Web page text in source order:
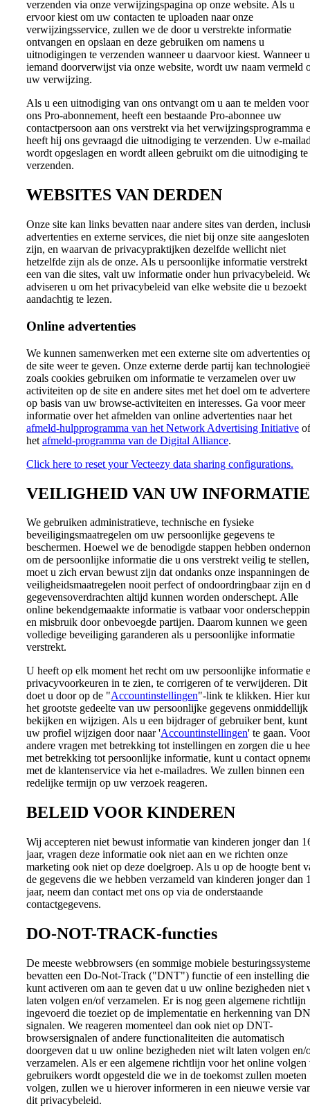
verzenden via onze verwijzingspagina op onze website. Als u
ervoor kiest om uw contacten te uploaden naar onze
verwijzingsservice, zullen we de door u verstrekte informatie
ontvangen en opslaan en deze gebruiken om namens u
uitnodigingen te verzenden wanneer u daarvoor kiest. Wanneer u
iemand doorverwijst via onze website, wordt uw naam vermeld
uw verwijzing.
Als u een uitnodiging van ons ontvangt om u aan te melden voor
ons Pro-abonnement, heeft een bestaande Pro-abonnee uw
contactpersoon aan ons verstrekt via het verwijzingsprogramma
heeft hij ons gevraagd die uitnodiging te verzenden. Uw e-
wordt opgeslagen en wordt alleen gebruikt om die uitnodiging te
verzenden.
WEBSITES VAN DERDEN
Onze site kan links bevatten naar andere sites van derden,
advertenties en externe services, die niet bij onze site aangesloten
zijn, en waarvan de privacypraktijken dezelfde wellicht niet
hetzelfde zijn als de onze. Als u persoonlijke informatie verstrekt
een van die sites, valt uw informatie onder hun privacybeleid.
adviseren u om het privacybeleid van elke website die u bezoekt
aandachtig te lezen.
Online advertenties
We kunnen samenwerken met een externe site om advertenties
de site weer te geven. Onze externe derde partij kan
zoals cookies gebruiken om informatie te verzamelen over uw
activiteiten op de site en andere sites met het doel om te
op basis van uw browse-activiteiten en interesses. Ga voor meer
informatie over het afmelden van online advertenties naar het
afmeld-hulpprogramma van het Network Advertising Initiative of
het afmeld-programma van de Digital Alliance.
Click here to reset your Vecteezy data sharing configurations.
VEILIGHEID VAN UW INFORMATIE
We gebruiken administratieve, technische en fysieke
beveiligingsmaatregelen om uw persoonlijke gegevens te
beschermen. Hoewel we de benodigde stappen hebben
om de persoonlijke informatie die u ons verstrekt veilig te stellen,
moet u zich ervan bewust zijn dat ondanks onze inspanningen de
veiligheidsmaatregelen nooit perfect of ondoordringbaar zijn en
gegevensoverdrachten altijd kunnen worden onderschept. Alle
online bekendgemaakte informatie is vatbaar voor
en misbruik door onbevoegde partijen. Daarom kunnen we geen
volledige beveiliging garanderen als u persoonlijke informatie
verstrekt.
U heeft op elk moment het recht om uw persoonlijke informatie
privacyvoorkeuren in te zien, te corrigeren of te verwijderen. Dit
doet u door op de "Accountinstellingen"-link te klikken. Hier
het grootste gedeelte van uw persoonlijke gegevens onmiddellijk
bekijken en wijzigen. Als u een bijdrager of gebruiker bent, kunt
uw profiel wijzigen door naar 'Accountinstellingen' te gaan. Voor
andere vragen met betrekking tot instellingen en zorgen die u
met betrekking tot persoonlijke informatie, kunt u contact
met de klantenservice via het e-mailadres. We zullen binnen een
redelijke termijn op uw verzoek reageren.
BELEID VOOR KINDEREN
Wij accepteren niet bewust informatie van kinderen jonger dan
jaar, vragen deze informatie ook niet aan en we richten onze
marketing ook niet op deze doelgroep. Als u op de hoogte bent
de gegevens die we hebben verzameld van kinderen jonger dan
jaar, neem dan contact met ons op via de onderstaande
contactgegevens.
DO-NOT-TRACK-functies
De meeste webbrowsers (en sommige mobiele
bevatten een Do-Not-Track ("DNT") functie of een instelling
kunt activeren om aan te geven dat u uw online bezigheden niet
laten volgen en/of verzamelen. Er is nog geen algemene richtlijn
ingevoerd die toeziet op de implementatie en herkenning van
signalen. We reageren momenteel dan ook niet op DNT-
browsersignalen of andere functionaliteiten die automatisch
doorgeven dat u uw online bezigheden niet wilt laten volgen en/
verzamelen. Als er een algemene richtlijn voor het online volgen
gebruikers wordt opgesteld die we in de toekomst zullen moeten
volgen, zullen we u hierover informeren in een nieuwe versie
dit privacybeleid.